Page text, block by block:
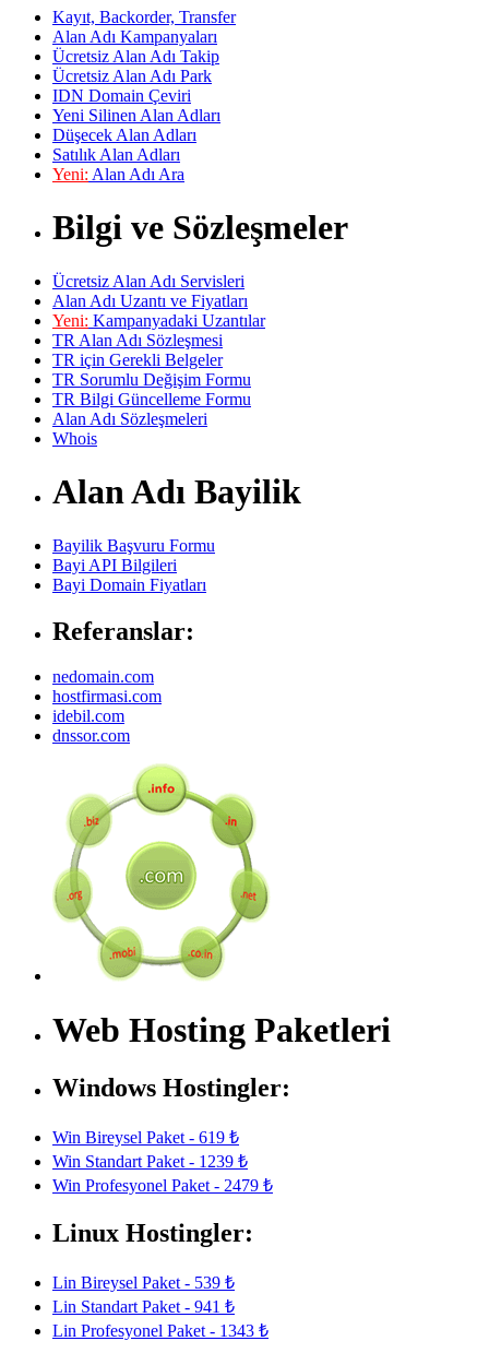
Kayıt, Backorder, Transfer
Alan Adı Kampanyaları
Ücretsiz Alan Adı Takip
Ücretsiz Alan Adı Park
IDN Domain Çeviri
Yeni Silinen Alan Adları
Düşecek Alan Adları
Satılık Alan Adları
Yeni: Alan Adı Ara
Bilgi ve Sözleşmeler
Ücretsiz Alan Adı Servisleri
Alan Adı Uzantı ve Fiyatları
Yeni: Kampanyadaki Uzantılar
TR Alan Adı Sözleşmesi
TR için Gerekli Belgeler
TR Sorumlu Değişim Formu
TR Bilgi Güncelleme Formu
Alan Adı Sözleşmeleri
Whois
Alan Adı Bayilik
Bayilik Başvuru Formu
Bayi API Bilgileri
Bayi Domain Fiyatları
Referanslar:
nedomain.com
hostfirmasi.com
idebil.com
dnssor.com
Web Hosting Paketleri
Windows Hostingler:
Win Bireysel Paket - 619 ₺
Win Standart Paket - 1239 ₺
Win Profesyonel Paket - 2479 ₺
Linux Hostingler:
Lin Bireysel Paket - 539 ₺
Lin Standart Paket - 941 ₺
Lin Profesyonel Paket - 1343 ₺